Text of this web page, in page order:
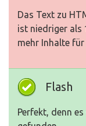
Das Text zu
ist niedriger als
mehr Inhalte
Flash
Perfekt, denn